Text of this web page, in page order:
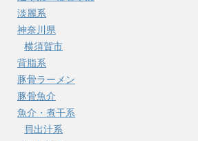
淡麗系
神奈川県
横須賀市
背脂系
豚骨ラーメン
豚骨魚介
魚介・煮干系
貝出汁系